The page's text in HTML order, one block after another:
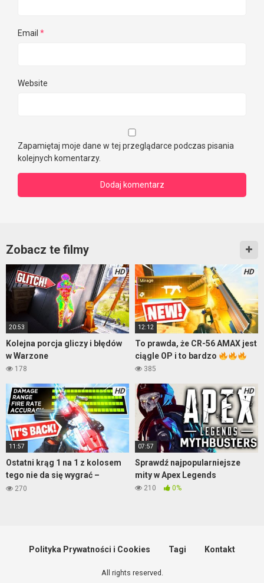
Email *
Website
Zapamiętaj moje dane w tej przeglądarce podczas pisania
kolejnych komentarzy.
Zobacz te filmy
HD
20:53
Kolejna porcja gliczy i błędów
w Warzone
178
HD
12:12
To prawda, że CR-56 AMAX jest
ciągle OP i to bardzo
385
HD
11:57
Ostatni krąg 1 na 1 z kolosem
tego nie da się wygrać –
Warzone
270
HD
07:57
Sprawdź najpopularniejsze
mity w Apex Legends
210 0%
Polityka Prywatności i Cookies Tagi Kontakt
All rights reserved.